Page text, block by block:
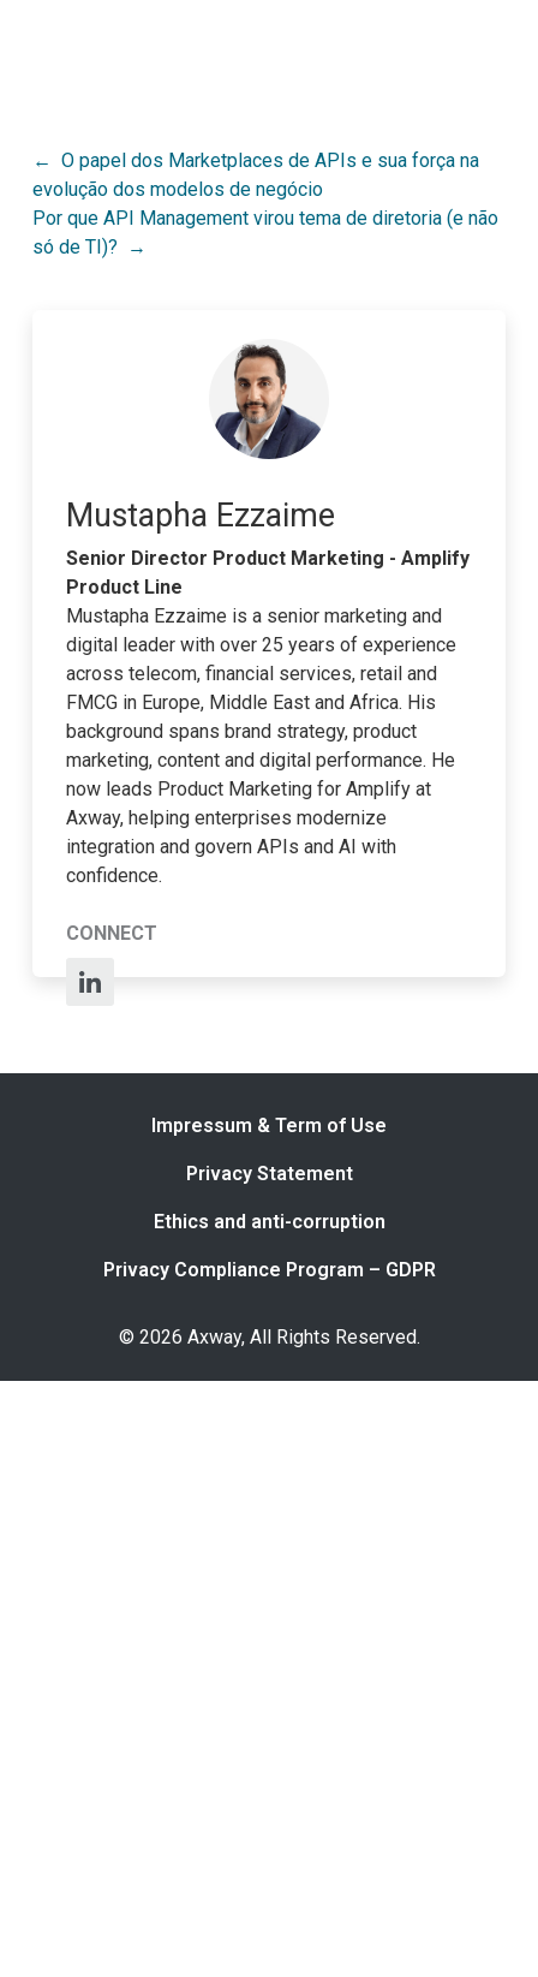
Post
navigation
O papel dos Marketplaces de APIs e sua força na
evolução dos modelos de negócio
Por que API Management virou tema de diretoria (e não
só de TI)?
Mustapha Ezzaime
Senior Director Product Marketing - Amplify
Product Line
Mustapha Ezzaime is a senior marketing and
digital leader with over 25 years of experience
across telecom, financial services, retail and
FMCG in Europe, Middle East and Africa. His
background spans brand strategy, product
marketing, content and digital performance. He
now leads Product Marketing for Amplify at
Axway, helping enterprises modernize
integration and govern APIs and AI with
confidence.
CONNECT
Impressum & Term of Use
Privacy Statement
Ethics and anti-corruption
Privacy Compliance Program – GDPR
© 2026 Axway, All Rights Reserved.